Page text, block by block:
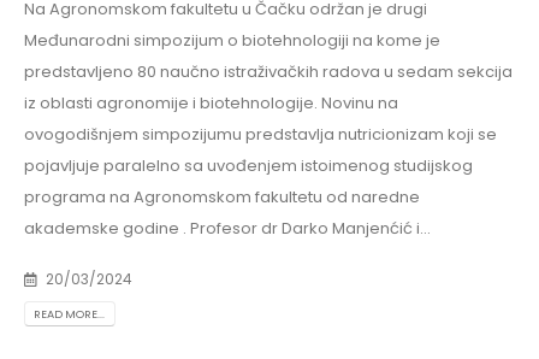
Na Agronomskom fakultetu u Čačku održan je drugi
Međunarodni simpozijum o biotehnologiji na kome je
predstavljeno 80 naučno istraživačkih radova u sedam sekcija
iz oblasti agronomije i biotehnologije. Novinu na
ovogodišnjem simpozijumu predstavlja nutricionizam koji se
pojavljuje paralelno sa uvođenjem istoimenog studijskog
programa na Agronomskom fakultetu od naredne
akademske godine . Profesor dr Darko Manjenćić i...
20/03/2024
READ MORE...